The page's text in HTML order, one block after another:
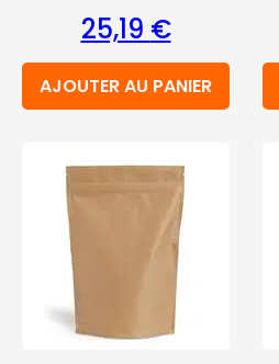
25,19 €
AJOUTER AU PANIER